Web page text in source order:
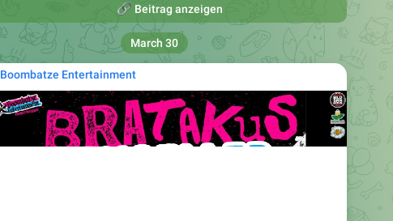
🔗Beitrag anzeigen
Boombatze Entertainment
March 30